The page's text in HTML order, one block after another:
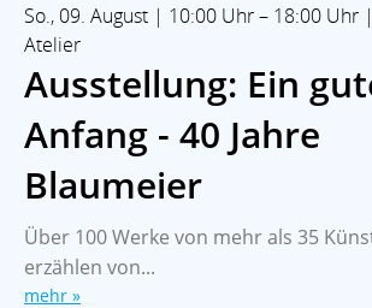
So., 09. August | 10:00 Uhr – 18:00 Uhr
Atelier
Ausstellung: Ein
Anfang - 40 Jahre
Blaumeier
Über 100 Werke von mehr als 35
erzählen von...
mehr »